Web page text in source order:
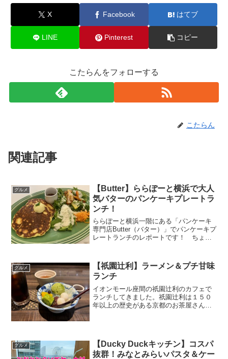
X Facebook はてブ
LINE Pinterest コピー
こたらんをフォローする
こたらん
関連記事
グルメ
【Butter】ららぽーと横浜で大人
気バターのパンケーキプレートラ
ンチ！
ららぽーと横浜一階にある「パンケーキ
専門店Butter（バター）」でパンケーキプ
レートランチのレポートです！ ちょっ
タイムのメニューはパンケーキプレー
ト、ビーフカレー、...
グルメ
【祇園辻利】ラーメン＆プチ甘味
ランチ
イオンモール座間の祇園辻利のカフェで
ランチしてきました。祇園辻利は１５０
年以上の歴史がある京都のお茶屋さんで
グルメ
【Ducky Duckキッチン】コスパ
抜群！みなとみらいパスタ＆ケー